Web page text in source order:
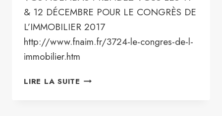
& 12 DÉCEMBRE POUR LE CONGRÈS DE
L’IMMOBILIER 2017
http://www.fnaim.fr/3724-le-congres-de-l-
immobilier.htm
LIRE LA SUITE LE